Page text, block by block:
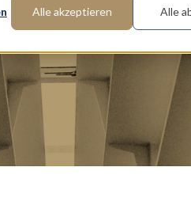
Alle akzeptieren Alle